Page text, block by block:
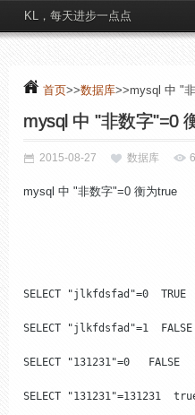
KL，每天进步一点点
首页>>数据库>>mysql 中 "
mysql 中 "非数字"=0
2015-08-27 数据库
mysql 中 "非数字"=0 衡为true
SELECT "jlkfdsfad"=0  TRUE
SELECT "jlkfdsfad"=1  FALSE
SELECT "131231"=0   FALSE
SELECT "131231"=131231